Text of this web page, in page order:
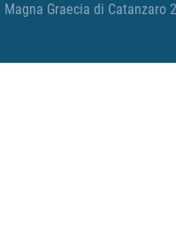
Magna Graecia di Catanzaro